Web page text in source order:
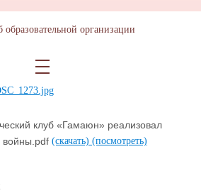
клуб «Гамаюн» реализовал
войны.pdf (скачать) (посмотреть)
образовательной организации